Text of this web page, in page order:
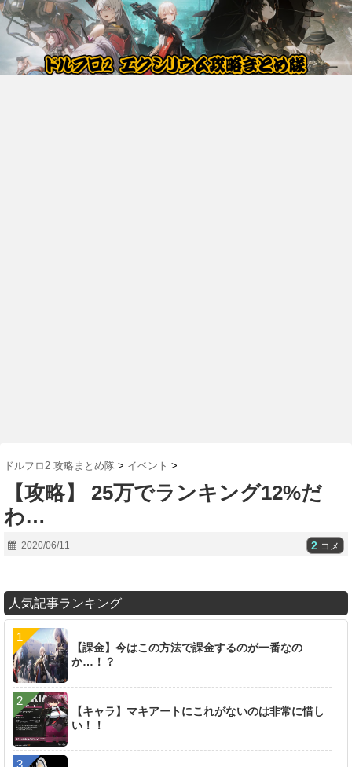
ドルフロ2 攻略まとめ隊 > イベント >
【攻略】 25万でランキング12%だ
わ…
2020/06/11 2 コメ
人気記事ランキング
【課金】今はこの方法で課金するのが一番なの
か…！？
【キャラ】マキアートにこれがないのは非常に惜し
い！！